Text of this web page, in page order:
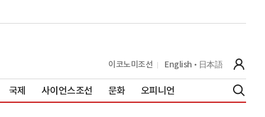
이코노미조선 English 日本語
국제 사이언스조선 문화 오피니언